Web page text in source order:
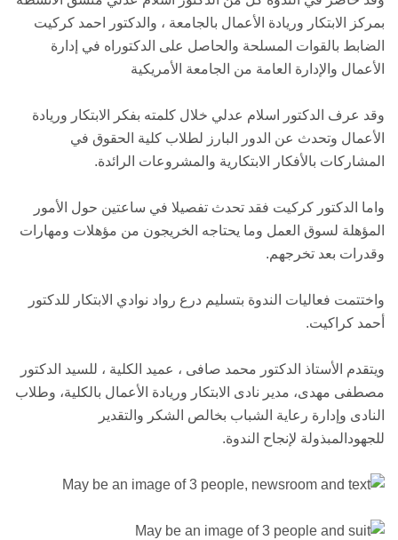
بمركز الابتكار وريادة الأعمال بالجامعة ، والدكتور احمد كركيت
الضابط بالقوات المسلحة والحاصل على الدكتوراه في إدارة
الأعمال والإدارة العامة من الجامعة الأمريكية
وقد عرف الدكتور اسلام عدلي خلال كلمته بفكر الابتكار وريادة
الأعمال وتحدث عن الدور البارز لطلاب كلية الحقوق في
المشاركات بالأفكار الابتكارية والمشروعات الرائدة.
واما الدكتور كركيت فقد تحدث تفصيلا في ساعتين حول الأمور
المؤهلة لسوق العمل وما يحتاجه الخريجون من مؤهلات ومهارات
وقدرات بعد تخرجهم.
واختتمت فعاليات الندوة بتسليم درع رواد نوادي الابتكار للدكتور
أحمد كراكيت.
ويتقدم الأستاذ الدكتور محمد صافى ، عميد الكلية ، للسيد الدكتور
مصطفى مهدى، مدير نادى الابتكار وريادة الأعمال بالكلية، وطلاب
النادى وإدارة رعاية الشباب بخالص الشكر والتقدير
للجهودالمبذولة لإنجاح الندوة.